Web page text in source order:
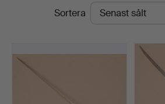
SlutpriserSortera